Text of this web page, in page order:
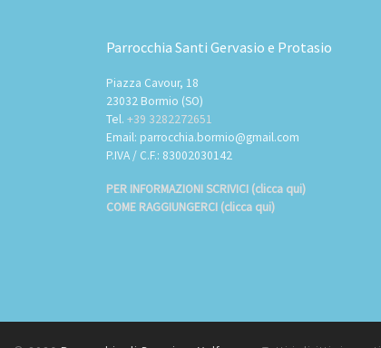
Parrocchia Santi Gervasio e Protasio
Piazza Cavour, 18
23032 Bormio (SO)
Tel. +39 3282272651
Email: parrocchia.bormio@gmail.com
P.IVA / C.F.: 83002030142
PER INFORMAZIONI SCRIVICI (clicca qui)
COME RAGGIUNGERCI (clicca qui)